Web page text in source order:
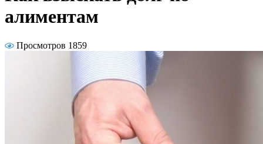
алиментам
Просмотров 1859